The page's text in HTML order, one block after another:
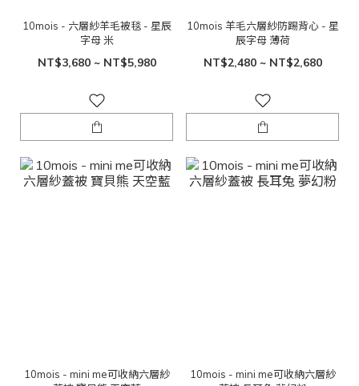
10mois - 六層紗羊毛被毯 - 星辰
字母 米
NT$3,680 ~ NT$5,980
10mois 羊毛六層紗防踢背心 - 星
辰字母 薄荷
NT$2,480 ~ NT$2,680
10mois - mini me可收納六層紗
10mois - mini me可收納六層紗